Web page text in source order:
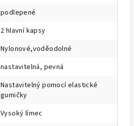
podlepené
2 hlavní kapsy
Nylonové,voděodolné
nastavitelná, pevná
Nastavitelný pomocí elastické
gumičky
Vysoký límec